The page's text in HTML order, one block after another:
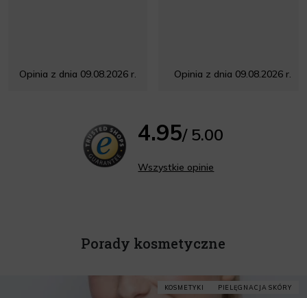
Opinia z dnia 09.08.2026 r. Opinia z dnia 09.08.2026 r.
4.95/ 5.00
Wszystkie opinie
Porady kosmetyczne
KOSMETYKI PIELĘGNACJA SKÓRY